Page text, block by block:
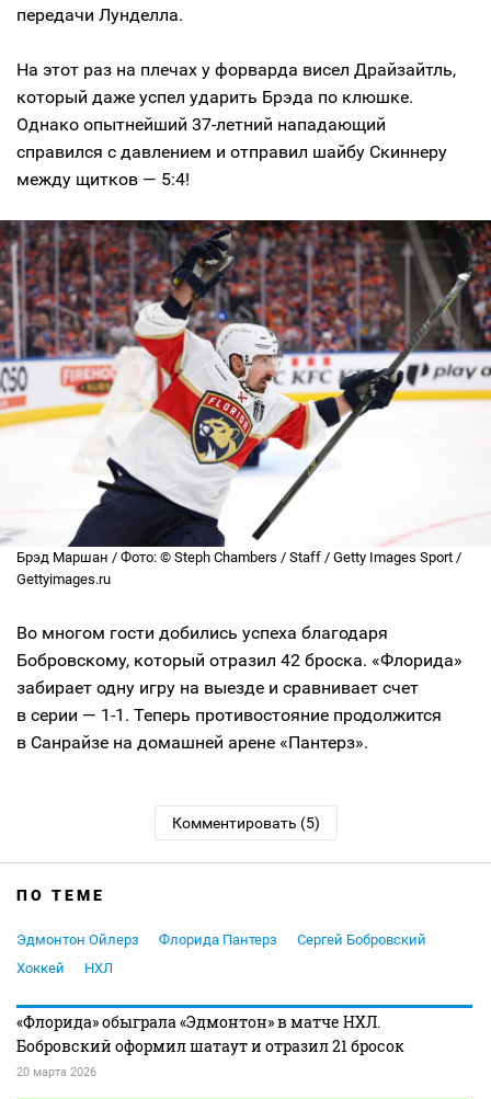
передачи Лунделла.
На этот раз на плечах у форварда висел Драйзайтль,
который даже успел ударить Брэда по клюшке.
Однако опытнейший 37-летний нападающий
справился с давлением и отправил шайбу Скиннеру
между щитков — 5:4!
Брэд Маршан / Фото: © Steph Chambers / Staff / Getty Images Sport /
Gettyimages.ru
Во многом гости добились успеха благодаря
Бобровскому, который отразил 42 броска. «Флорида»
забирает одну игру на выезде и сравнивает счет
в серии — 1-1. Теперь противостояние продолжится
в Санрайзе на домашней арене «Пантерз».
Комментировать (5)
ПО ТЕМЕ
Эдмонтон Ойлерз Флорида Пантерз
Сергей Бобровский
Хоккей
НХЛ
«Флорида» обыграла «Эдмонтон» в матче НХЛ.
Бобровский оформил шатаут и отразил 21 бросок
20 марта 2026